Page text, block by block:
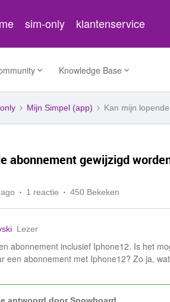
sim-only klantenservice
Knowledge Base
Mijn Simpel (app) Kan mijn
abonnement gewijzigd
1 reactie 450 Bekeken
Lezer
abonnement inclusief Iphone12. Is het
een abonnement met Iphone12? Zo ja,